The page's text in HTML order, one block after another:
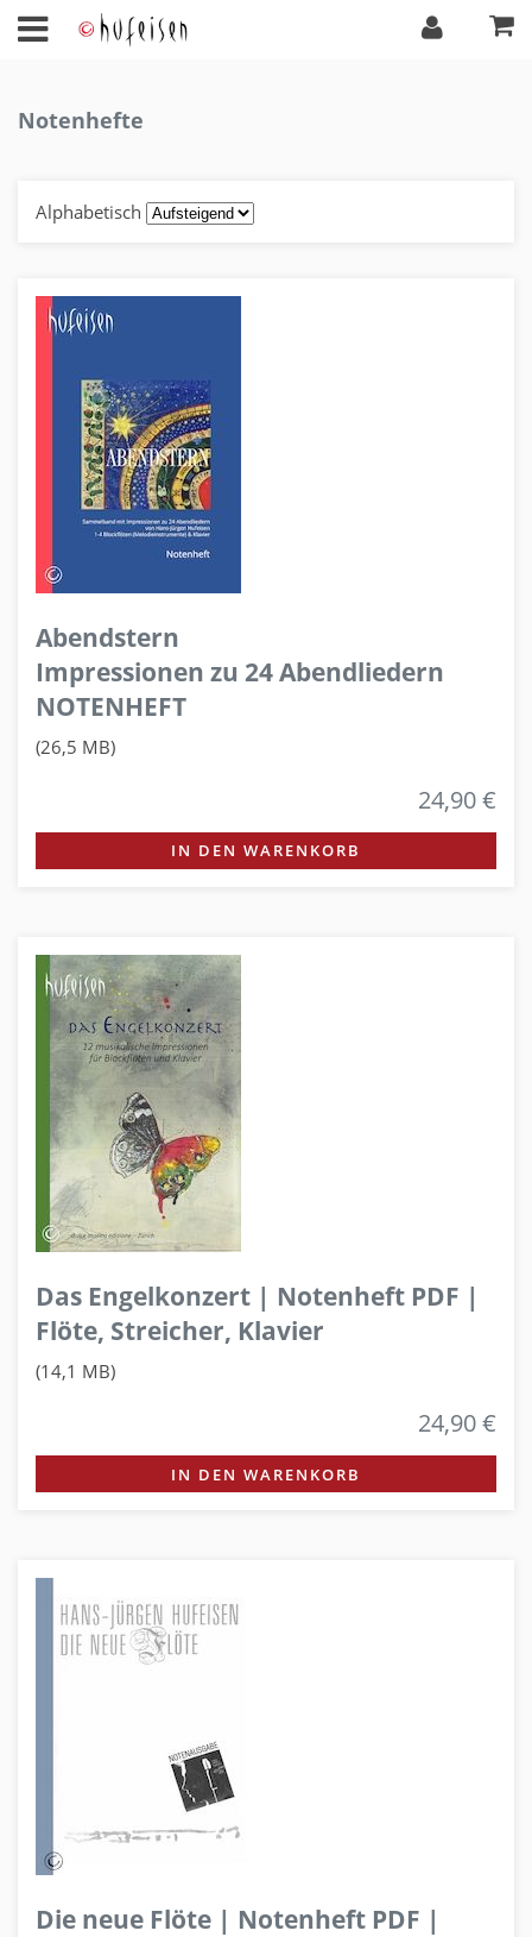
Notenhefte
Alphabetisch
Abendstern
Impressionen zu 24 Abendliedern
NOTENHEFT
(26,5 MB)
24,90 €
IN DEN WARENKORB
Das Engelkonzert | Notenheft PDF |
Flöte, Streicher, Klavier
(14,1 MB)
24,90 €
IN DEN WARENKORB
Die neue Flöte | Notenheft PDF |